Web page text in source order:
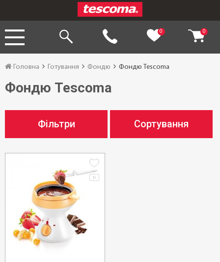
0 0
Головна Готування Фондю Фондю Tescoma
Фондю Tescoma
Фільтри Сортування